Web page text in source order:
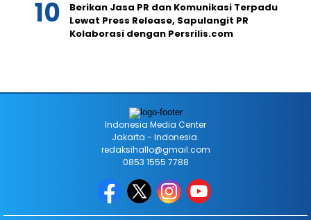
Berikan Jasa PR dan Komunikasi Terpadu
Lewat Press Release, Sapulangit PR
Kolaborasi dengan Persrilis.com
Indonesia Media Center
Jakarta - Indonesia.
redaksihallo@gmail.com
0853 1555 7788